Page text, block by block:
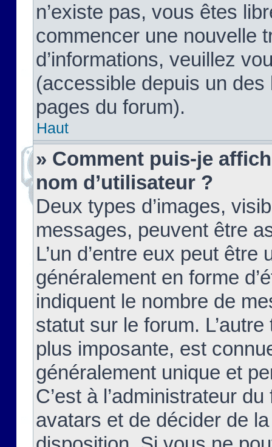
n’existe pas, vous êtes
commencer une nouvelle
d’informations, veuillez
(accessible depuis un
pages du forum).
Haut
» Comment puis-je
nom d’utilisateur ?
Deux types d’images,
messages, peuvent être
L’un d’entre eux peut
généralement en forme
indiquent le nombre de
statut sur le forum.
plus imposante, est
généralement unique et
C’est à l’administrateur
avatars et de décider de